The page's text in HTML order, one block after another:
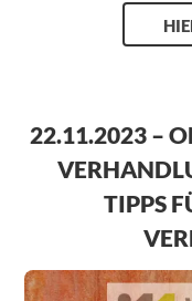
22.11.2023 –
TIPPS